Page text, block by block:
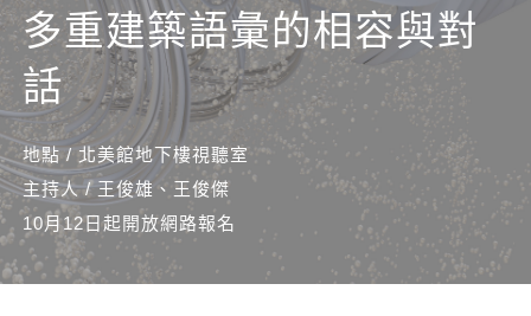
多重建築語彙的相容與對
話
Context from 預見北美2.0：跨域．鏈結．未來｜2021建築
地點 / 北美館地下樓視聽室
主持人 / 王俊雄、王俊傑
10月12日起開放網路報名